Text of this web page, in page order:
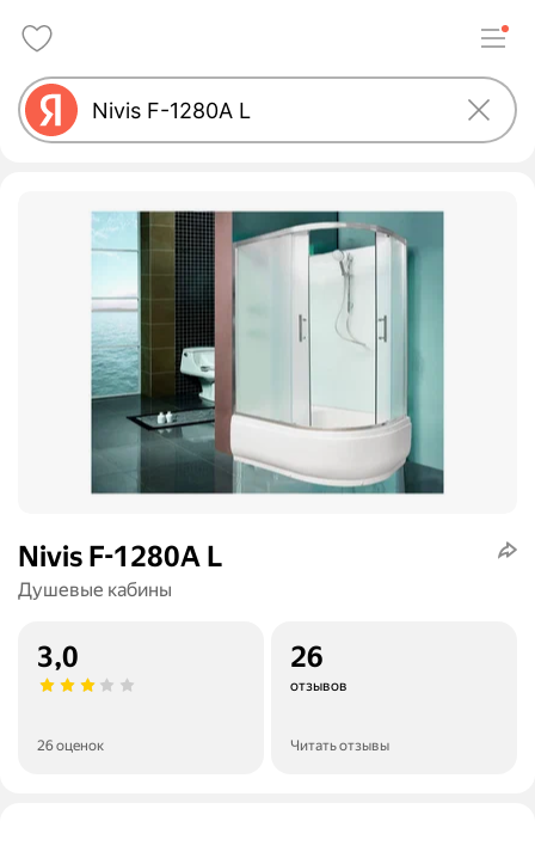
Nivis F-1280А L
Душевые кабины
3,0
26 оценок
26
отзывов
Читать отзывы